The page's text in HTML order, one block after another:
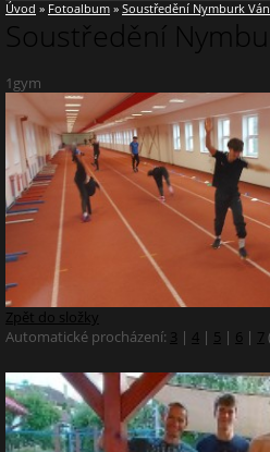
Úvod » Fotoalbum » Soustředění Nymburk
Soustředění
1gym
Zpět do složky
Automatické procházení: 3 | 4 | 5 | 6 | 7